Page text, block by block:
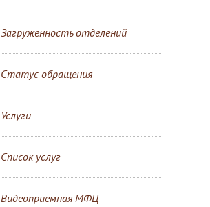
Загруженность отделений
Статус обращения
Услуги
Список услуг
Видеоприемная МФЦ